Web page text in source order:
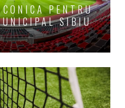
PENTRU
SIBIU